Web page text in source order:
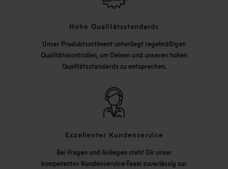
Hohe Qualitätsstandards
Unser Produktsortiment unterliegt regelmäßigen
Qualitätskontrollen, um Deinen und unseren hohen
Qualitätsstandards zu entsprechen.
Exzellenter Kundenservice
Bei Fragen und Anliegen steht Dir unser
kompetentes Kundenservice-Team zuverlässig zur